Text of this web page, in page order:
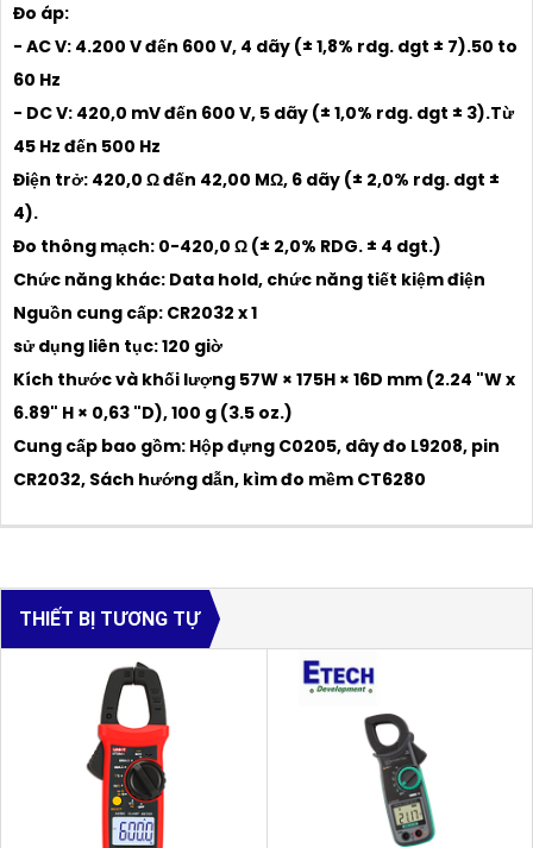
Đo áp:
- AC V: 4.200 V đến 600 V, 4 dãy (± 1,8% rdg. dgt ± 7).50 to
60 Hz
- DC V: 420,0 mV đến 600 V, 5 dãy (± 1,0% rdg. dgt ± 3).Từ
45 Hz đến 500 Hz
Điện trở: 420,0 Ω đến 42,00 MΩ, 6 dãy (± 2,0% rdg. dgt ±
4).
Đo thông mạch: 0-420,0 Ω (± 2,0% RDG. ± 4 dgt.)
Chức năng khác: Data hold, chức năng tiết kiệm điện
Nguồn cung cấp: CR2032 x 1
sử dụng liên tục: 120 giờ
Kích thước và khối lượng 57W × 175H × 16D mm (2.24 "W x
6.89" H × 0,63 "D), 100 g (3.5 oz.)
Cung cấp bao gồm: Hộp đựng C0205, dây đo L9208, pin
CR2032, Sách hướng dẫn, kìm đo mềm CT6280
THIẾT BỊ TƯƠNG TỰ